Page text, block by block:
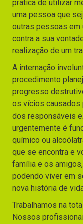
prática de utilizar
uma pessoa que
outras pessoas em
contra a sua
realização de um
A internação
procedimento
progresso
os vícios causados
dos responsáveis
urgentemente é
químico ou
que se encontra e
família e os
podendo viver em
nova história de
Trabalhamos na
Nossos